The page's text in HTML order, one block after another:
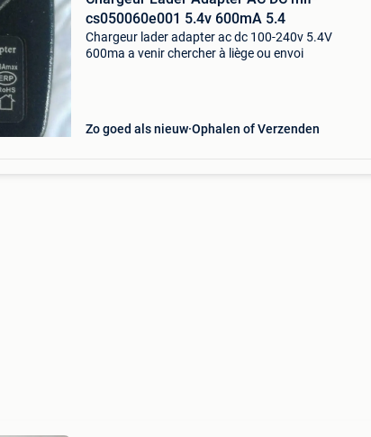
cs050060e001 5.4v 600mA 5.4
Chargeur lader adapter ac dc 100-240v 5.4V
600ma a venir chercher à liège ou envoi
Zo goed als nieuw Ophalen of Verzenden